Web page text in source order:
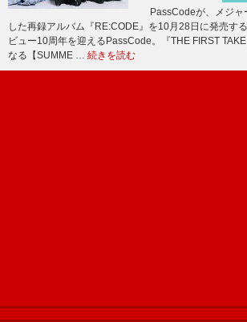
PassCodeが、メジャ
した再録アルバム『RE:CODE』を10月28日に発売
ビュー10周年を迎えるPassCode。『THE FIRST
なる【SUMME … 続きを読む